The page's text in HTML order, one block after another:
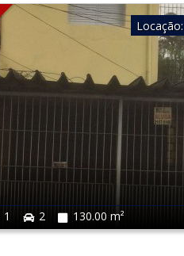
1 2 130.00 m²
Locação: